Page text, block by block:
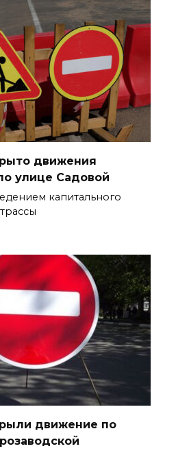
движения
улице Садовой
капитального
движение по